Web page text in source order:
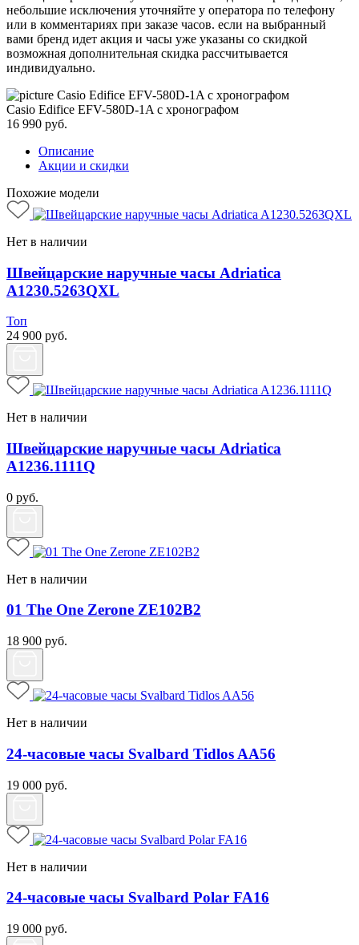
небольшие исключения уточняйте у оператора по телефону
или в комментариях при заказе часов. если на выбранный
вами бренд идет акция и часы уже указаны со скидкой
возможная дополнительная скидка рассчитывается
индивидуально.
Casio Edifice EFV-580D-1A с хронографом
16 990 руб.
Описание
Акции и скидки
Похожие модели
Нет в наличии
Швейцарские наручные часы Adriatica
A1230.5263QXL
Топ
24 900 руб.
Нет в наличии
Швейцарские наручные часы Adriatica
A1236.1111Q
0 руб.
Нет в наличии
01 The One Zerone ZE102B2
18 900 руб.
Нет в наличии
24-часовые часы Svalbard Tidlos AA56
19 000 руб.
Нет в наличии
24-часовые часы Svalbard Polar FA16
19 000 руб.